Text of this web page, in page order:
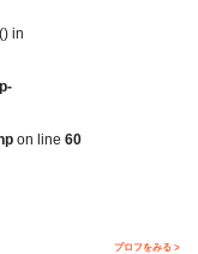
in
on line 60
プロフをみる >